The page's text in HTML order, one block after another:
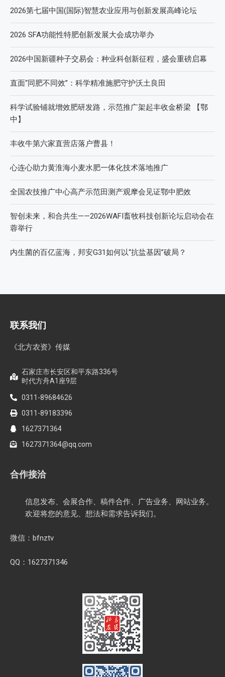
2026第七届中国(国际)智慧农业应用与创新发展高峰论坛
2026 SFA功能性特肥创新发展大会成功举办
2026中国新疆种子交易会：种业科创新征程，盛会重磅启幕
直面“同肥不同效”：科学精准施肥守护沃土良田
科学试验铺就增效肥研发路，示范推广架起丰收金桥梁 【鄂
中】
丰收牛第六家直营店落户曹县！
心连心助力黄淮海小麦水肥一体化技术落地推广
全国农技推广中心高产示范田测产观摩会见证鄂中肥效
智创未来，和合共生——2026WAFI畜牧科技创新论坛启动会在
蓉举行
内生菌的百亿蓝海，邦安G31如何以“抗盐基因”破局？
联系我们
《北方农资》传媒
石家庄市长安区和平东路336号
时代方舟A1座9层
0311-89684626
0311-89183396
1627371364
1627371364@qq.com
合作接洽
信息发布、会展合作、稿件合作、广告业务、网站业务。
欢迎将您的意见、想法和需求告诉我们。
微信：bfnztv
QQ：1627371346